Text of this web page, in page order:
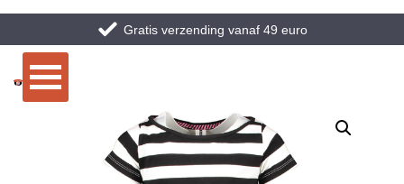
Gratis verzending vanaf 49 euro